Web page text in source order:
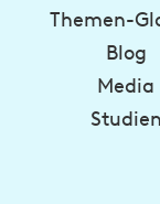
Themen-
Blog
Media
Studien